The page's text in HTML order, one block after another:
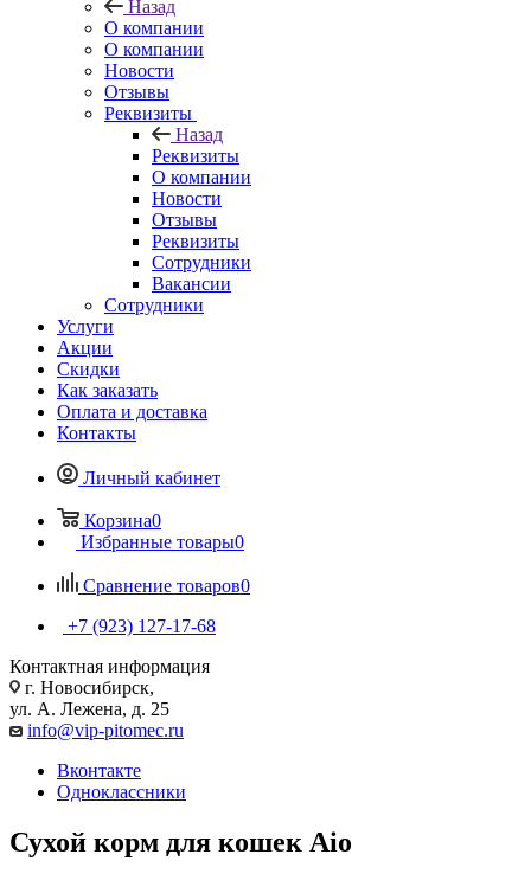
Назад
О компании
О компании
Новости
Отзывы
Реквизиты
Назад
Реквизиты
О компании
Новости
Отзывы
Реквизиты
Сотрудники
Вакансии
Сотрудники
Услуги
Акции
Скидки
Как заказать
Оплата и доставка
Контакты
Личный кабинет
Корзина0
Избранные товары0
Сравнение товаров0
+7 (923) 127-17-68
Контактная информация
г. Новосибирск,
ул. А. Лежена, д. 25
info@vip-pitomec.ru
Вконтакте
Одноклассники
Сухой корм для кошек Aio